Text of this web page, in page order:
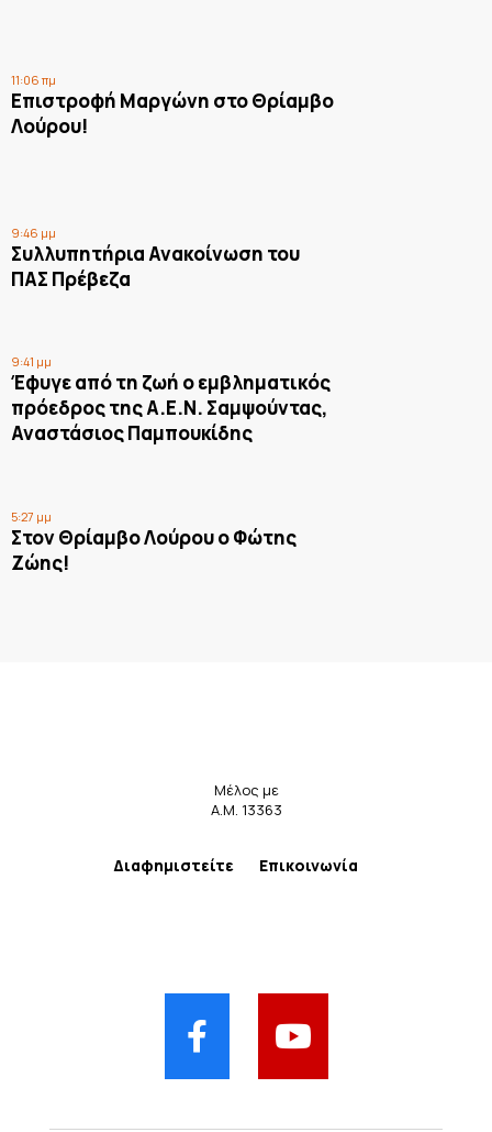
11:06 πμ
Επιστροφή Μαργώνη στο Θρίαμβο
Λούρου!
9:46 μμ
Συλλυπητήρια Ανακοίνωση του
ΠΑΣ Πρέβεζα
9:41 μμ
Έφυγε από τη ζωή ο εμβληματικός
πρόεδρος της Α.Ε.Ν. Σαμψούντας,
Αναστάσιος Παμπουκίδης
5:27 μμ
Στον Θρίαμβο Λούρου ο Φώτης
Ζώης!
Μέλος με
Α.Μ. 13363
Διαφημιστείτε Επικοινωνία